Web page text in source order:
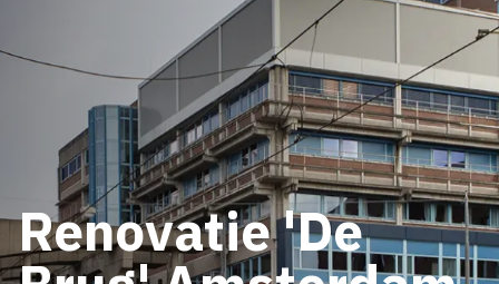
Renovatie 'De